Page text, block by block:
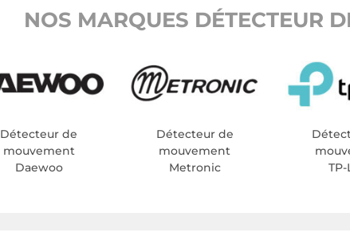
NOS MARQUES DÉTECTEUR
Détecteur de
mouvement
Daewoo
Détecteur de
mouvement
Metronic
TP-